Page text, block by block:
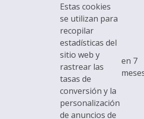
Estas cookies
se utilizan para
recopilar
estadísticas del
sitio web y
rastrear las
tasas de
conversión y la
personalización
de anuncios de
en 7